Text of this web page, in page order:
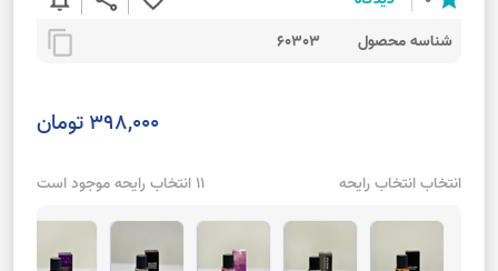
شناسه محصول 60303
content_copy
398,000 تومان
انتخاب انتخاب رایحه 11 انتخاب رایحه موجود است